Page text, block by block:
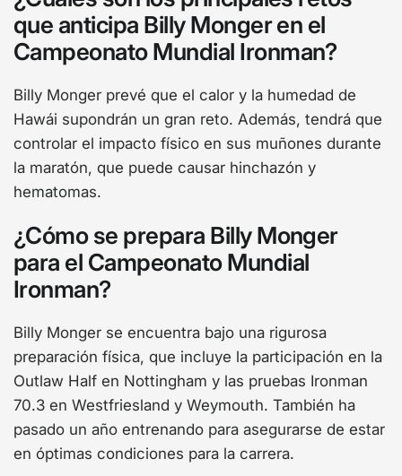
que anticipa Billy Monger en el
Campeonato Mundial Ironman?
Billy Monger prevé que el calor y la humedad de
Hawái supondrán un gran reto. Además, tendrá que
controlar el impacto físico en sus muñones durante
la maratón, que puede causar hinchazón y
hematomas.
¿Cómo se prepara Billy Monger
para el Campeonato Mundial
Ironman?
Billy Monger se encuentra bajo una rigurosa
preparación física, que incluye la participación en la
Outlaw Half en Nottingham y las pruebas Ironman
70.3 en Westfriesland y Weymouth. También ha
pasado un año entrenando para asegurarse de estar
en óptimas condiciones para la carrera.